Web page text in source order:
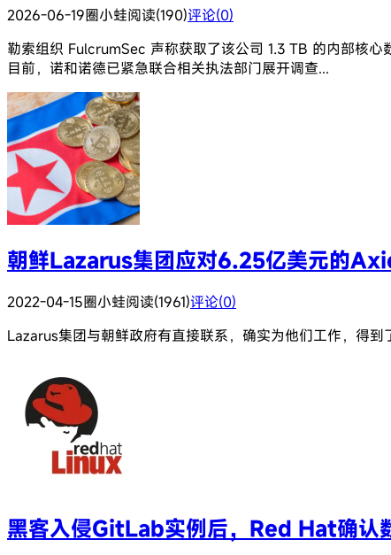
2026-06-19圈小蛙阅读(190)评论(0)
勒索组织 FulcrumSec 声称获取了该公司 1.3 TB 的内部核
目前，诺和诺德已紧急联合相关执法部门展开调查...
朝鲜Lazarus集团应对6.25亿美元的
2022-04-15圈小蛙阅读(1961)评论(0)
Lazarus集团与朝鲜政府有直接联系，确实为他们工作，得
黑客入侵GitLab实例后，Red Hat确认